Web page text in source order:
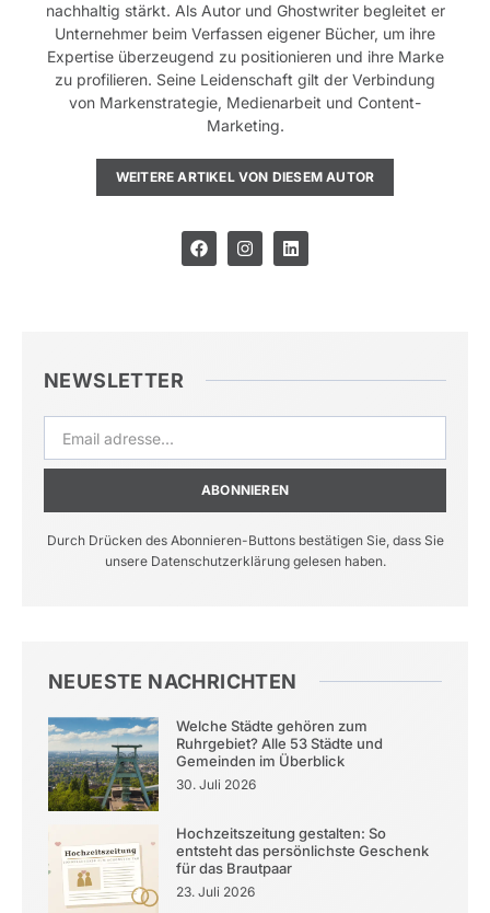
nachhaltig stärkt. Als Autor und Ghostwriter begleitet er
Unternehmer beim Verfassen eigener Bücher, um ihre
Expertise überzeugend zu positionieren und ihre Marke
zu profilieren. Seine Leidenschaft gilt der Verbindung
von Markenstrategie, Medienarbeit und Content-
Marketing.
WEITERE ARTIKEL VON DIESEM AUTOR
NEWSLETTER
ABONNIEREN
Durch Drücken des Abonnieren-Buttons bestätigen Sie, dass Sie
unsere Datenschutzerklärung gelesen haben.
NEUESTE NACHRICHTEN
Welche Städte gehören zum
Ruhrgebiet? Alle 53 Städte und
Gemeinden im Überblick
30. Juli 2026
Hochzeitszeitung gestalten: So
entsteht das persönlichste Geschenk
für das Brautpaar
23. Juli 2026